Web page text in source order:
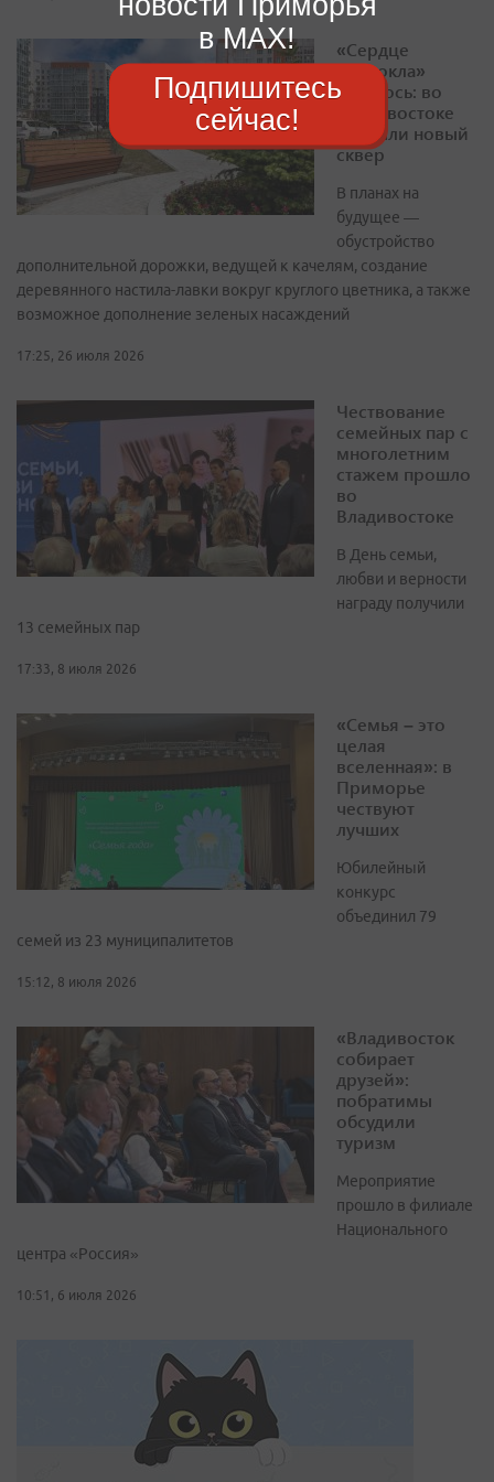
«Сердце
Патрокла»
забилось: во
Владивостоке
открыли новый
сквер
В планах на
будущее —
обустройство
дополнительной дорожки, ведущей к качелям, создание
деревянного настила-лавки вокруг круглого цветника, а также
возможное дополнение зеленых насаждений
17:25, 26 июля 2026
Чествование
семейных пар с
многолетним
стажем прошло
во
Владивостоке
В День семьи,
любви и верности
награду получили
13 семейных пар
17:33, 8 июля 2026
«Семья – это
целая
вселенная»: в
Приморье
чествуют
лучших
Юбилейный
конкурс
объединил 79
семей из 23 муниципалитетов
15:12, 8 июля 2026
«Владивосток
собирает
друзей»:
побратимы
обсудили
туризм
Мероприятие
прошло в филиале
Национального
центра «Россия»
10:51, 6 июля 2026
в MAX!
Подпишитесь
сейчас!